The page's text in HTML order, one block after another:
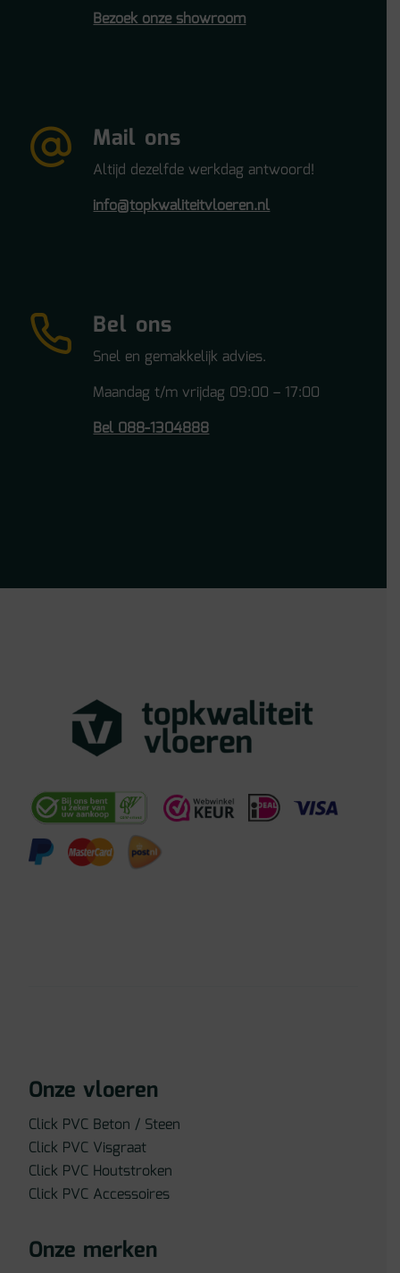
Bezoek onze showroom
Mail ons
Altijd dezelfde werkdag antwoord!
info@topkwaliteitvloeren.nl
Bel ons
Snel en gemakkelijk advies.
Maandag t/m vrijdag 09:00 – 17:00
Bel 088-1304888
Onze vloeren
Click PVC Beton / Steen
Click PVC Visgraat
Click PVC Houtstroken
Click PVC Accessoires
Onze merken